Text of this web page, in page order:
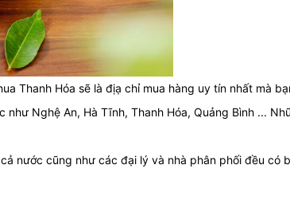
Thanh Hóa sẽ là địạ chỉ mua hàng uy tín nhất mà
Nghệ An, Hà Tĩnh, Thanh Hóa, Quảng Bình ...
nước cũng như các đại lý và nhà phân phối đều có